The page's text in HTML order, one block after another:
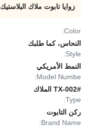
زوايا تابوت ملاك البلاستيك
Color:
النحاس، كما طلبك
Style:
النمط الأمريكي
Model Numbe:
TX-002# الملاك
Type:
ركن التابوت
Brand Name: